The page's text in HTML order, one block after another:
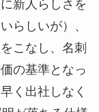
新人らしさを
らしいが）、
こなし、名刺
の基準となっ
く出社しなく